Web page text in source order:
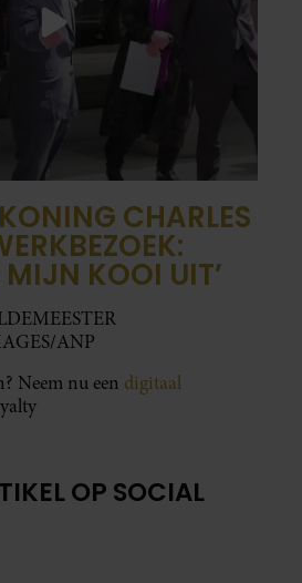
KONING CHARLES
MIJN KOOI UIT’
ANP
Neem nu een digitaal
OP SOCIAL